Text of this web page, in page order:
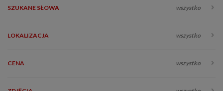
SZUKANE SŁOWA wszystko
LOKALIZACJA wszystko
CENA wszystko